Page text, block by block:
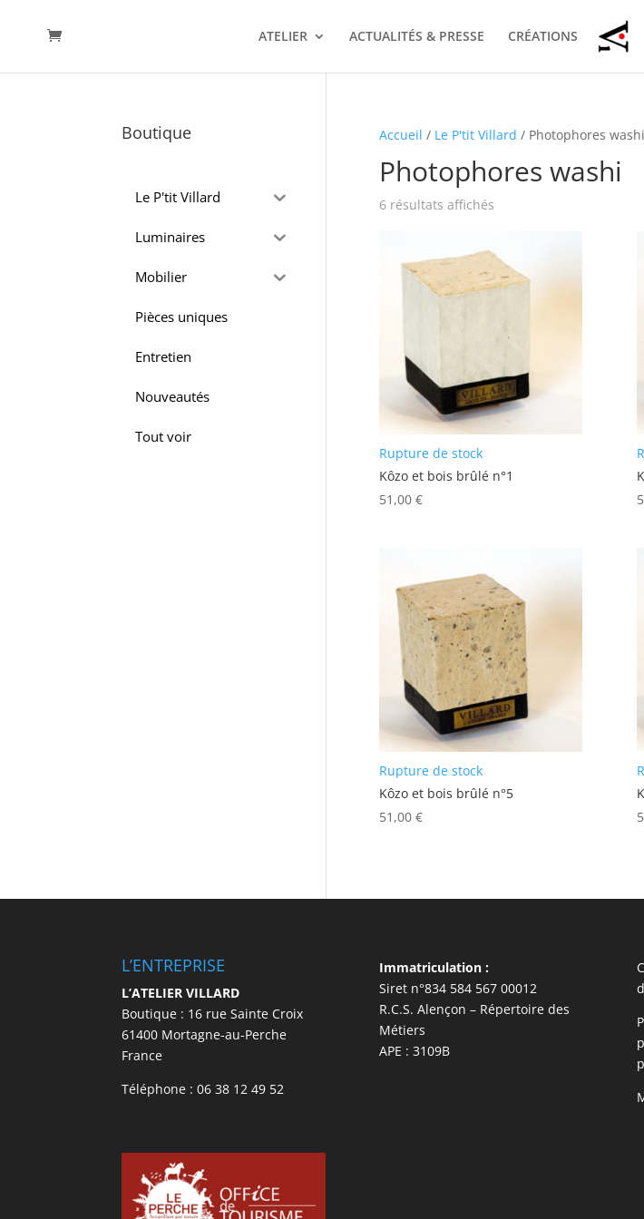
ATELIER ACTUALITÉS & PRESSE CRÉATIONS
Accueil / Le P'tit Villard / Photophores washi
Photophores washi
6 résultats affichés
Rupture de stock
Kôzo et bois brûlé n°1
51,00 €
Rupture de stock
Kôzo et bois brûlé n°5
51,00 €
Boutique
Le P'tit Villard
Luminaires
Mobilier
Pièces uniques
Entretien
Nouveautés
Tout voir
L’ENTREPRISE
L’ATELIER VILLARD
Boutique : 16 rue Sainte Croix
61400 Mortagne-au-Perche
France
Téléphone : 06 38 12 49 52
Immatriculation :
Siret n°834 584 567 00012
R.C.S. Alençon – Répertoire des
Métiers
APE : 3109B